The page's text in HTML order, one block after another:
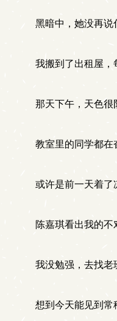
黑暗中，她没再说
我搬到了出租屋，
那天下午，天色很
教室里的同学都在
或许是前一天着了
陈嘉琪看出我的不
我没勉强，去找老
想到今天能见到常